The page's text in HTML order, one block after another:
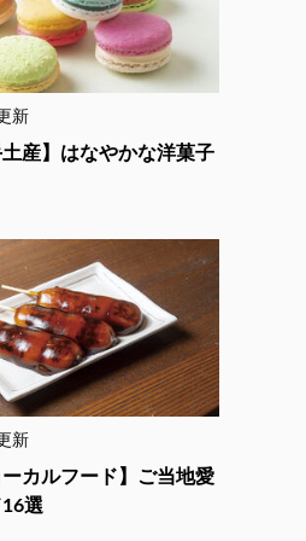
新
土産】はなやかな洋菓子
新
ーカルフード】ご当地愛
選